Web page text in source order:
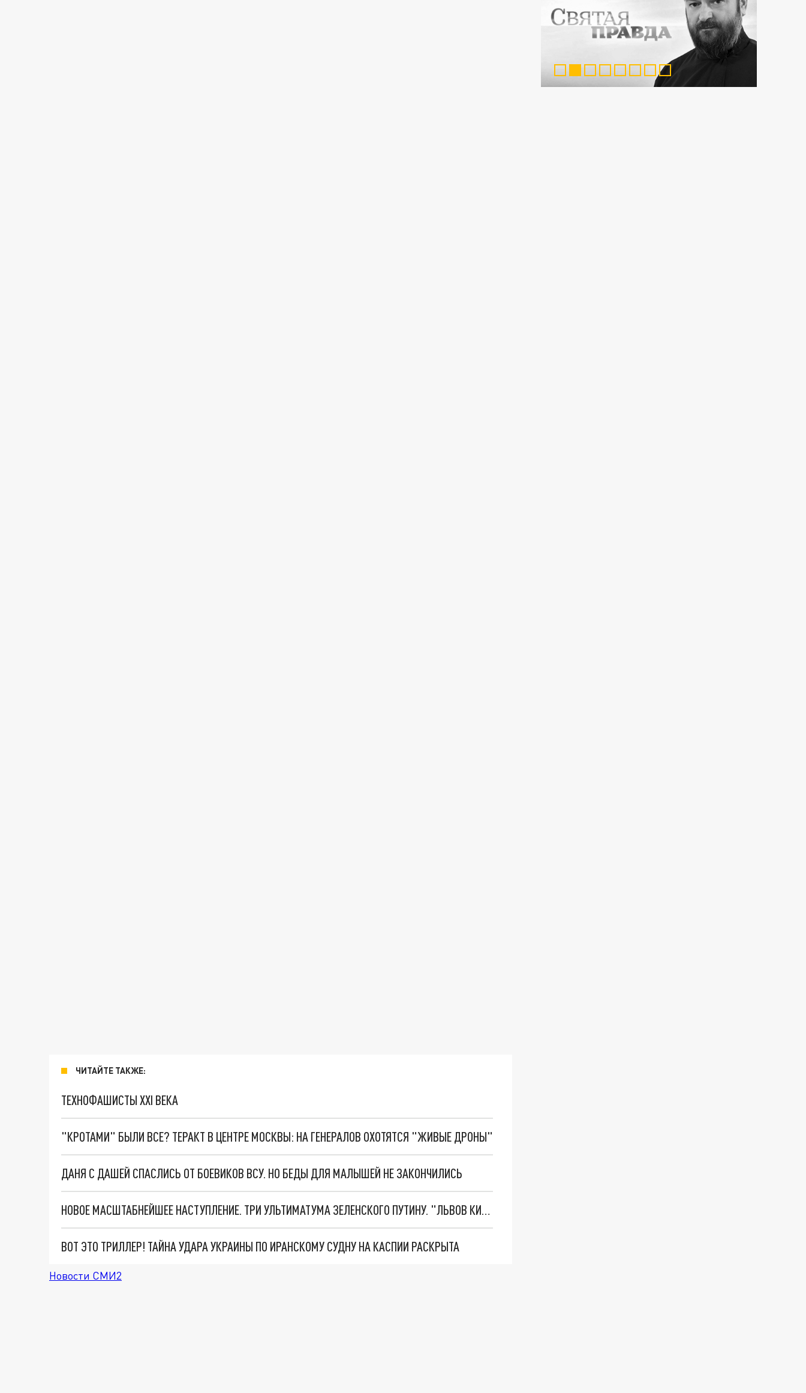
ЧИТАЙТЕ ТАКЖЕ:
ТЕХНОФАШИСТЫ XXI ВЕКА
"КРОТАМИ" БЫЛИ ВСЕ? ТЕРАКТ В ЦЕНТРЕ МОСКВЫ: НА ГЕНЕРАЛОВ ОХОТЯТСЯ "ЖИВЫЕ ДРОНЫ"
ДАНЯ С ДАШЕЙ СПАСЛИСЬ ОТ БОЕВИКОВ ВСУ. НО БЕДЫ ДЛЯ МАЛЫШЕЙ НЕ ЗАКОНЧИЛИСЬ
НОВОЕ МАСШТАБНЕЙШЕЕ НАСТУПЛЕНИЕ. ТРИ УЛЬТИМАТУМА ЗЕЛЕНСКОГО ПУТИНУ. "ЛЬВОВ КИМА" ПОСТАВЯТ НА ПВО? ГЛОБАЛЬНЫЙ ПРОРЫВ ПОД ЗАПОРОЖЬЕМ
ВОТ ЭТО ТРИЛЛЕР! ТАЙНА УДАРА УКРАИНЫ ПО ИРАНСКОМУ СУДНУ НА КАСПИИ РАСКРЫТА
Новости СМИ2